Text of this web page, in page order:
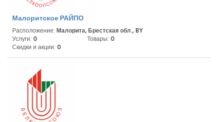
Малоритское РАЙПО
Расположение: Малорита, Брестская обл., BY
Услуги: 0 Товары: 0
Скидки и акции: 0